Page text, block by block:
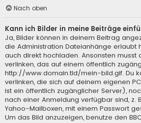
Nach oben
Kann ich Bilder in meine Beiträge
Ja, Bilder können in deinem Beitrag
die Administration Dateianhänge erlaubt
auch direkt hochladen. Ansonsten musst
verlinken, das auf einem öffentlich
http://www.domain.tld/mein-bild.gif. Du
verlinken, die sich auf deinem eigenen
ist ein öffentlich zugänglicher Server),
nach einer Anmeldung verfügbar sind, z.
Yahoo-Mailboxen, mit einem Passwort
Um das Bild anzuzeigen, benutze den